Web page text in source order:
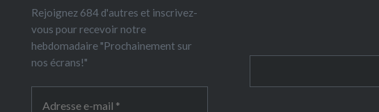
Rejoignez 684 d'autres et inscrivez-
vous pour recevoir notre
hebdomadaire "Prochainement sur
nos écrans!"